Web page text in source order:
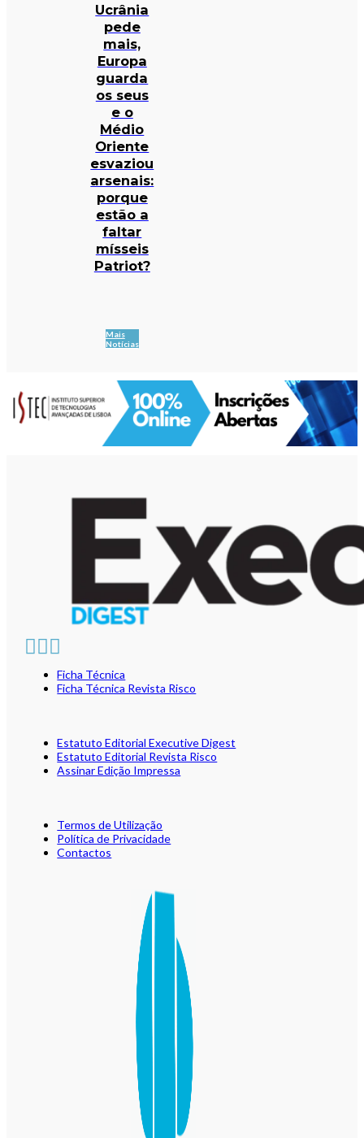
Ucrânia
pede
mais,
Europa
guarda
os seus
e o
Médio
Oriente
esvaziou
arsenais:
porque
estão a
faltar
mísseis
Patriot?
Mais
Notícias
Ficha Técnica
Ficha Técnica Revista Risco
Estatuto Editorial Executive Digest
Estatuto Editorial Revista Risco
Assinar Edição Impressa
Termos de Utilização
Política de Privacidade
Contactos